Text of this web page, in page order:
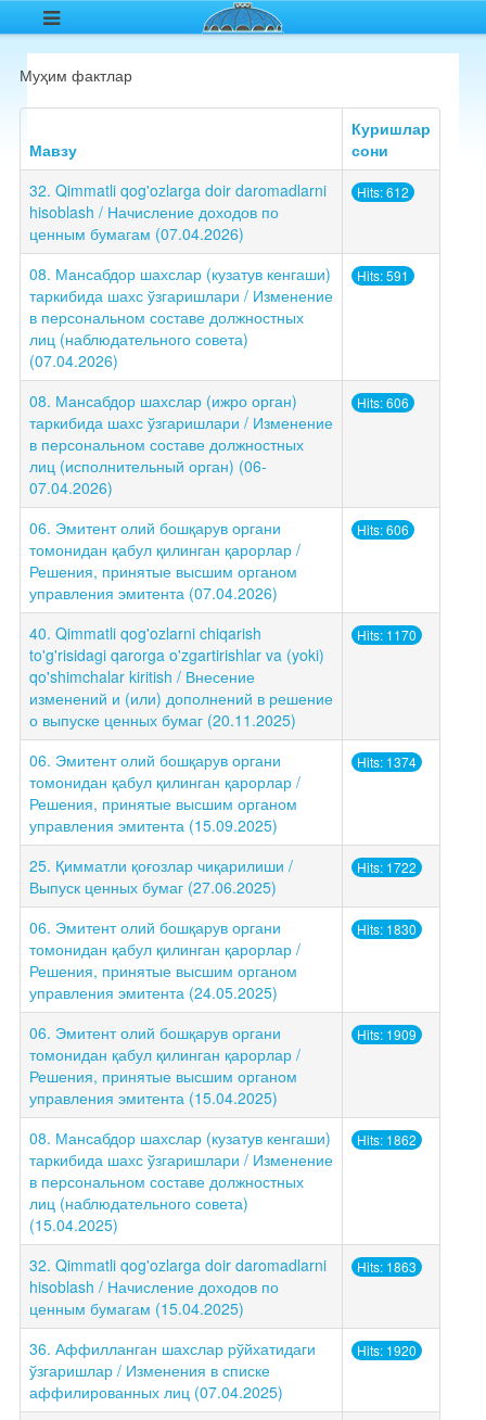
Муҳим фактлар
Мавзу
Куришлар
сони
32. Qimmatli qog'ozlarga doir daromadlarni
hisoblash / Начисление доходов по
ценным бумагам (07.04.2026)
Hits: 612
08. Мансабдор шахслар (кузатув кенгаши)
таркибида шахс ўзгаришлари / Изменение
в персональном составе должностных
лиц (наблюдательного совета)
(07.04.2026)
Hits: 591
08. Мансабдор шахслар (ижро орган)
таркибида шахс ўзгаришлари / Изменение
в персональном составе должностных
лиц (исполнительный орган) (06-
07.04.2026)
Hits: 606
06. Эмитент олий бошқарув органи
томонидан қабул қилинган қарорлар /
Решения, принятые высшим органом
управления эмитента (07.04.2026)
Hits: 606
40. Qimmatli qog'ozlarni chiqarish
to'g'risidagi qarorga o'zgartirishlar va (yoki)
qo'shimchalar kiritish / Внесение
изменений и (или) дополнений в решение
о выпуске ценных бумаг (20.11.2025)
Hits: 1170
06. Эмитент олий бошқарув органи
томонидан қабул қилинган қарорлар /
Решения, принятые высшим органом
управления эмитента (15.09.2025)
Hits: 1374
25. Қимматли қоғозлар чиқарилиши /
Выпуск ценных бумаг (27.06.2025)
Hits: 1722
06. Эмитент олий бошқарув органи
томонидан қабул қилинган қарорлар /
Решения, принятые высшим органом
управления эмитента (24.05.2025)
Hits: 1830
06. Эмитент олий бошқарув органи
томонидан қабул қилинган қарорлар /
Решения, принятые высшим органом
управления эмитента (15.04.2025)
Hits: 1909
08. Мансабдор шахслар (кузатув кенгаши)
таркибида шахс ўзгаришлари / Изменение
в персональном составе должностных
лиц (наблюдательного совета)
(15.04.2025)
Hits: 1862
32. Qimmatli qog'ozlarga doir daromadlarni
hisoblash / Начисление доходов по
ценным бумагам (15.04.2025)
Hits: 1863
36. Аффилланган шахслар рўйхатидаги
ўзгаришлар / Изменения в списке
аффилированных лиц (07.04.2025)
Hits: 1920